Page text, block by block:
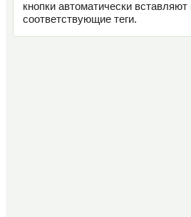
кнопки автоматически
соответствующие теги.